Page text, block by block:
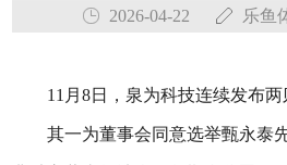
2026-04-22 乐鱼
11月8日，泉为科技连续发布两
其一为董事会同意选举甄永泰